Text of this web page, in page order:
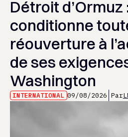
Détroit d’Ormuz
conditionne
réouverture à
de ses
Washington
INTERNATIONAL 09/08/2026 Par